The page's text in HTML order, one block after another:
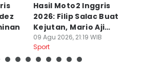
Hasil Moto2 Inggris
2026: Filip Salac Buat
Kejutan, Mario Aji
Tercecer
09 Agu 2026, 21:19 WIB
Sport